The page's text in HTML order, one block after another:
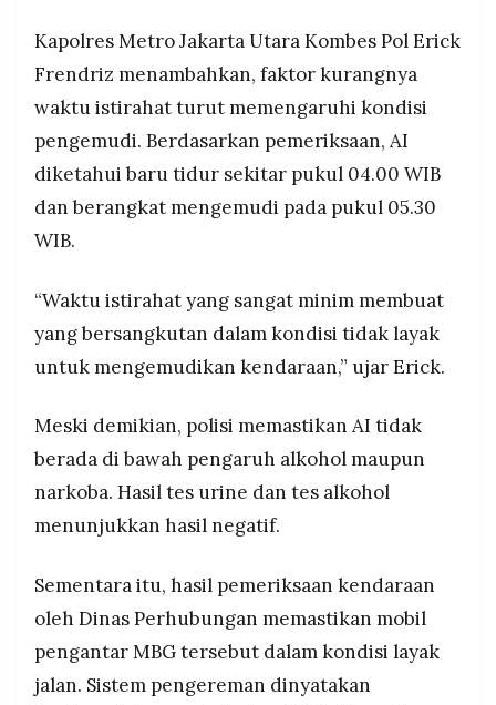
Kapolres Metro Jakarta Utara Kombes Pol Erick
Frendriz menambahkan, faktor kurangnya
waktu istirahat turut memengaruhi kondisi
pengemudi. Berdasarkan pemeriksaan, AI
diketahui baru tidur sekitar pukul 04.00 WIB
dan berangkat mengemudi pada pukul 05.30
WIB.
“Waktu istirahat yang sangat minim membuat
yang bersangkutan dalam kondisi tidak layak
untuk mengemudikan kendaraan,” ujar Erick.
Meski demikian, polisi memastikan AI tidak
berada di bawah pengaruh alkohol maupun
narkoba. Hasil tes urine dan tes alkohol
menunjukkan hasil negatif.
Sementara itu, hasil pemeriksaan kendaraan
oleh Dinas Perhubungan memastikan mobil
pengantar MBG tersebut dalam kondisi layak
jalan. Sistem pengereman dinyatakan